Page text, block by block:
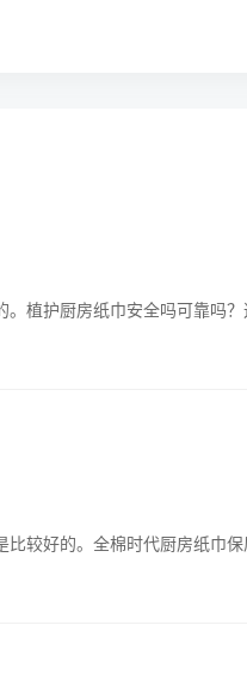
植护厨房纸巾安全吗可靠吗
较好的。全棉时代厨房纸巾